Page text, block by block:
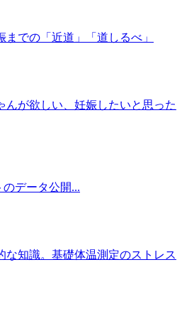
での「近道」「道しるべ」
んが欲しい、妊娠したいと思った
データ公開...
な知識。基礎体温測定のストレス